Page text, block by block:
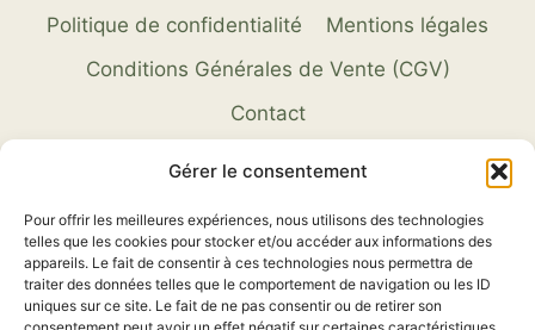
Gérer le consentement
Pour offrir les meilleures expériences, nous utilisons des technologies
telles que les cookies pour stocker et/ou accéder aux informations des
appareils. Le fait de consentir à ces technologies nous permettra de
traiter des données telles que le comportement de navigation ou les ID
uniques sur ce site. Le fait de ne pas consentir ou de retirer son
Politique de confidentialité
Mentions légales
Conditions Générales de Vente (CGV)
Contact